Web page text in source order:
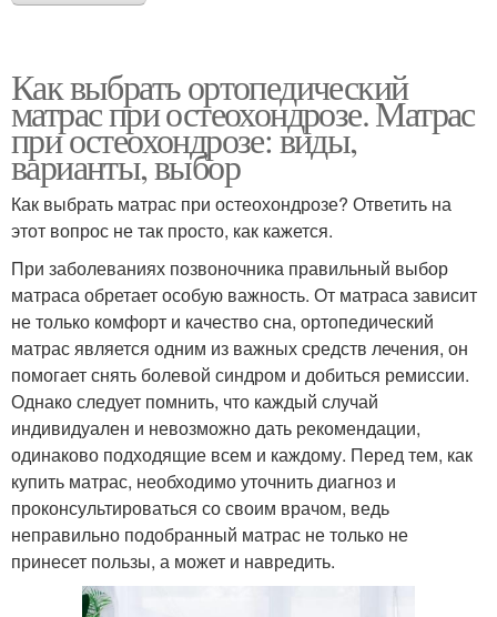
Как выбрать ортопедический
матрас при остеохондрозе. Матрас
при остеохондрозе: виды,
варианты, выбор
Как выбрать матрас при остеохондрозе? Ответить на
этот вопрос не так просто, как кажется.
При заболеваниях позвоночника правильный выбор
матраса обретает особую важность. От матраса зависит
не только комфорт и качество сна, ортопедический
матрас является одним из важных средств лечения, он
помогает снять болевой синдром и добиться ремиссии.
Однако следует помнить, что каждый случай
индивидуален и невозможно дать рекомендации,
одинаково подходящие всем и каждому. Перед тем, как
купить матрас, необходимо уточнить диагноз и
проконсультироваться со своим врачом, ведь
неправильно подобранный матрас не только не
принесет пользы, а может и навредить.